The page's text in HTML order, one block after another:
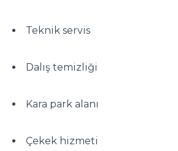
Teknik servis
Dalış temizliği
Kara park alanı
Çekek hizmeti